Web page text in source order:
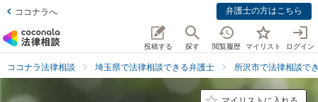
ココナラへ 弁護士の方はこちら
投稿する 探す 閲覧履歴 マイリスト ログイン
ココナラ法律相談 埼玉県で法律相談できる弁護士 所沢市で法律相談で